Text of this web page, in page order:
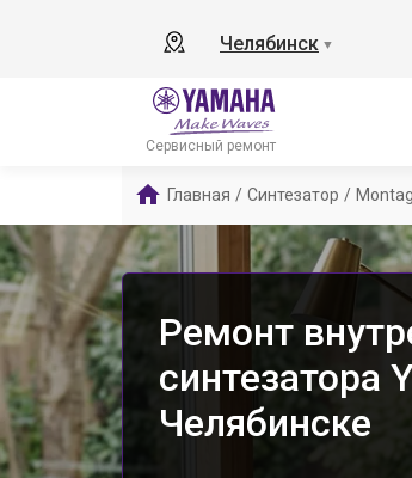
Челябинск ▼
Сервисный ремонт
Главная / Синтезатор /
Ремонт
синтезатора
Челябинске